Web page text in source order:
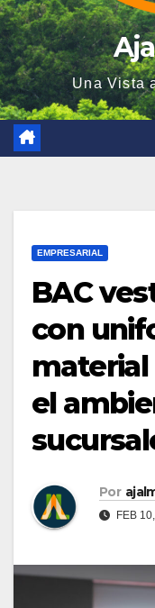
Una Vista
EMPRESARIAL
BAC
con
el
Por
FEB